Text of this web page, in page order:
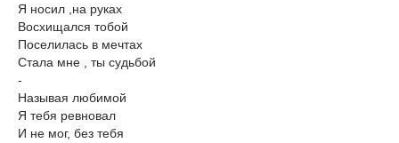
Я носил ,на руках
Восхищался тобой
Поселилась в мечтах
Стала мне , ты судьбой
-
Называя любимой
Я тебя ревновал
И не мог, без тебя